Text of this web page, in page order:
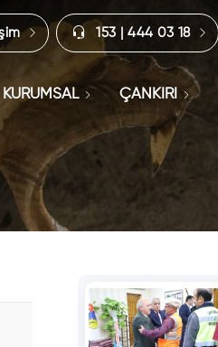
153 | 444 03 18
KURUMSAL ÇANKIRI